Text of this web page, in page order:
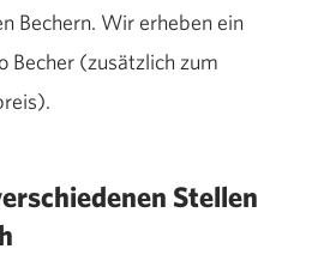
Bechern. Wir erheben ein
Becher (zusätzlich zum
Stellen